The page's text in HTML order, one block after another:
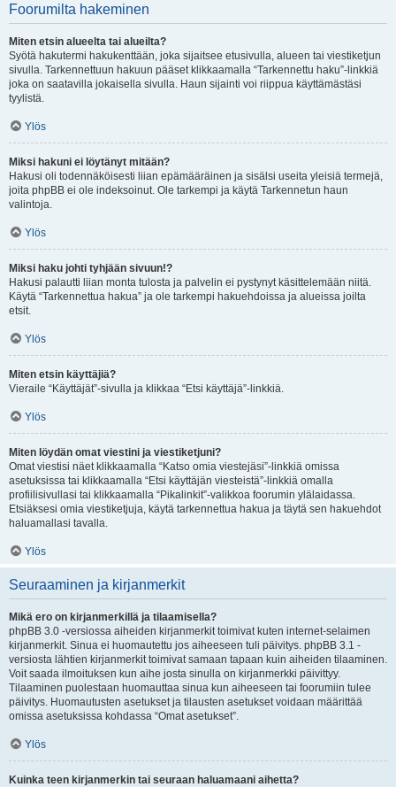
Foorumilta hakeminen
Miten etsin alueelta tai alueilta?
Syötä hakutermi hakukenttään, joka sijaitsee etusivulla, alueen tai viestiketjun
sivulla. Tarkennettuun hakuun pääset klikkaamalla “Tarkennettu haku”-linkkiä
joka on saatavilla jokaisella sivulla. Haun sijainti voi riippua käyttämästäsi
tyylistä.
Ylös
Miksi hakuni ei löytänyt mitään?
Hakusi oli todennäköisesti liian epämääräinen ja sisälsi useita yleisiä termejä,
joita phpBB ei ole indeksoinut. Ole tarkempi ja käytä Tarkennetun haun
valintoja.
Ylös
Miksi haku johti tyhjään sivuun!?
Hakusi palautti liian monta tulosta ja palvelin ei pystynyt käsittelemään niitä.
Käytä “Tarkennettua hakua” ja ole tarkempi hakuehdoissa ja alueissa joilta
etsit.
Ylös
Miten etsin käyttäjiä?
Vieraile “Käyttäjät”-sivulla ja klikkaa “Etsi käyttäjä”-linkkiä.
Ylös
Miten löydän omat viestini ja viestiketjuni?
Omat viestisi näet klikkaamalla “Katso omia viestejäsi”-linkkiä omissa
asetuksissa tai klikkaamalla “Etsi käyttäjän viesteistä”-linkkiä omalla
profiilisivullasi tai klikkaamalla “Pikalinkit”-valikkoa foorumin ylälaidassa.
Etsiäksesi omia viestiketjuja, käytä tarkennettua hakua ja täytä sen hakuehdot
haluamallasi tavalla.
Ylös
Seuraaminen ja kirjanmerkit
Mikä ero on kirjanmerkillä ja tilaamisella?
phpBB 3.0 -versiossa aiheiden kirjanmerkit toimivat kuten internet-selaimen
kirjanmerkit. Sinua ei huomautettu jos aiheeseen tuli päivitys. phpBB 3.1 -
versiosta lähtien kirjanmerkit toimivat samaan tapaan kuin aiheiden tilaaminen.
Voit saada ilmoituksen kun aihe josta sinulla on kirjanmerkki päivittyy.
Tilaaminen puolestaan huomauttaa sinua kun aiheeseen tai foorumiin tulee
päivitys. Huomautusten asetukset ja tilausten asetukset voidaan määrittää
omissa asetuksissa kohdassa “Omat asetukset”.
Ylös
Kuinka teen kirjanmerkin tai seuraan haluamaani aihetta?